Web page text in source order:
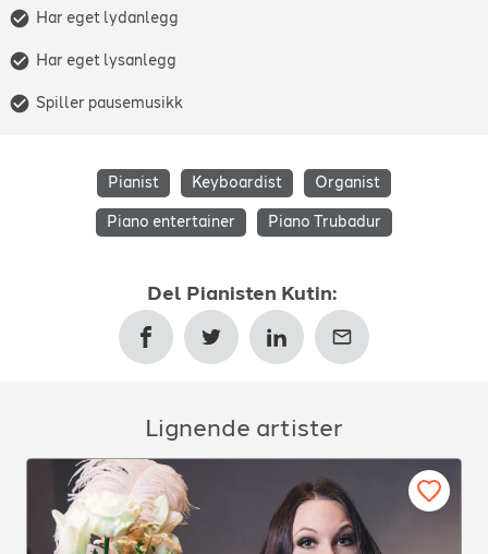
the Norwegian Youth Chamber Music Festival (2019), where he
performs a series of recitals and concerts with various chamber
music groups.
Kiril Kutin began his musical studies at the National School of
Music “Lubomir Pipkov“ in Sofia, Bulgaria. He received his
Master’s degree in Piano from the Bulgarian State Conservatory
were Emilia Kaneva, Mihail Slavov, Stella Dimitrova-Maistorova,
and Erling Ragnar Eriksen. During his education, Kiril
participated in master classes with renowned musicians from all
Stigliani, and Karl-Heinz Kammerling. Kiril won first prize at the
international competition “Bach” in 1991 in Bulgaria, and Gold
Medal and first prize at the Obretenov Competition 1999 and
Music and Earth 2001, among others.
Har eget lydanlegg
Har eget lysanlegg
Spiller pausemusikk
Pianist Keyboardist Organist
Piano entertainer Piano Trubadur
Del Pianisten Kutin:
Lignende artister